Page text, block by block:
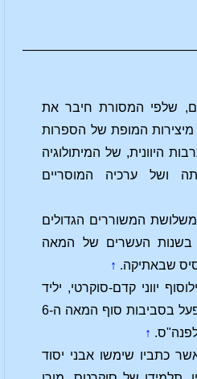
שלפי המסורת חיבר את
מיצירות המופת של הספרות
היוונית, של המיתולוגיה
ושל ערכיה המוסריים
המשוררים הגדולים
בשנות העשרים של המאה
שבאתיקה. ↑
יווני קדם-סוקרטי, יליד
אפסוס שבאסיה הקטנה, שפעל בסביבות סוף המאה ה-6
↑
אשר כתביו שימשו אבני יסוד